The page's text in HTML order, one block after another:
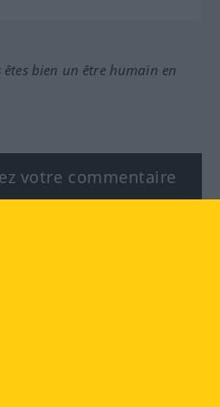
bien un être humain en
votre commentaire